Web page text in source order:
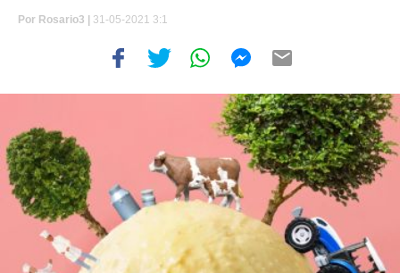
Por Rosario3 | 31-05-2021 3:1